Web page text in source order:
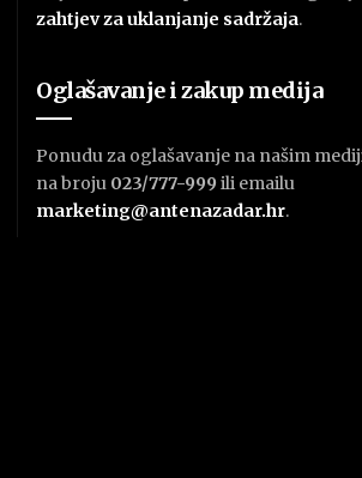
zahtjev za uklanjanje sadržaja.
Oglašavanje i zakup medija
Ponudu za oglašavanje na našim
na broju 023/777-999 ili emailu
marketing@antenazadar.hr.